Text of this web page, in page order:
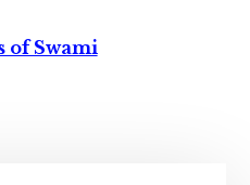
of Swami